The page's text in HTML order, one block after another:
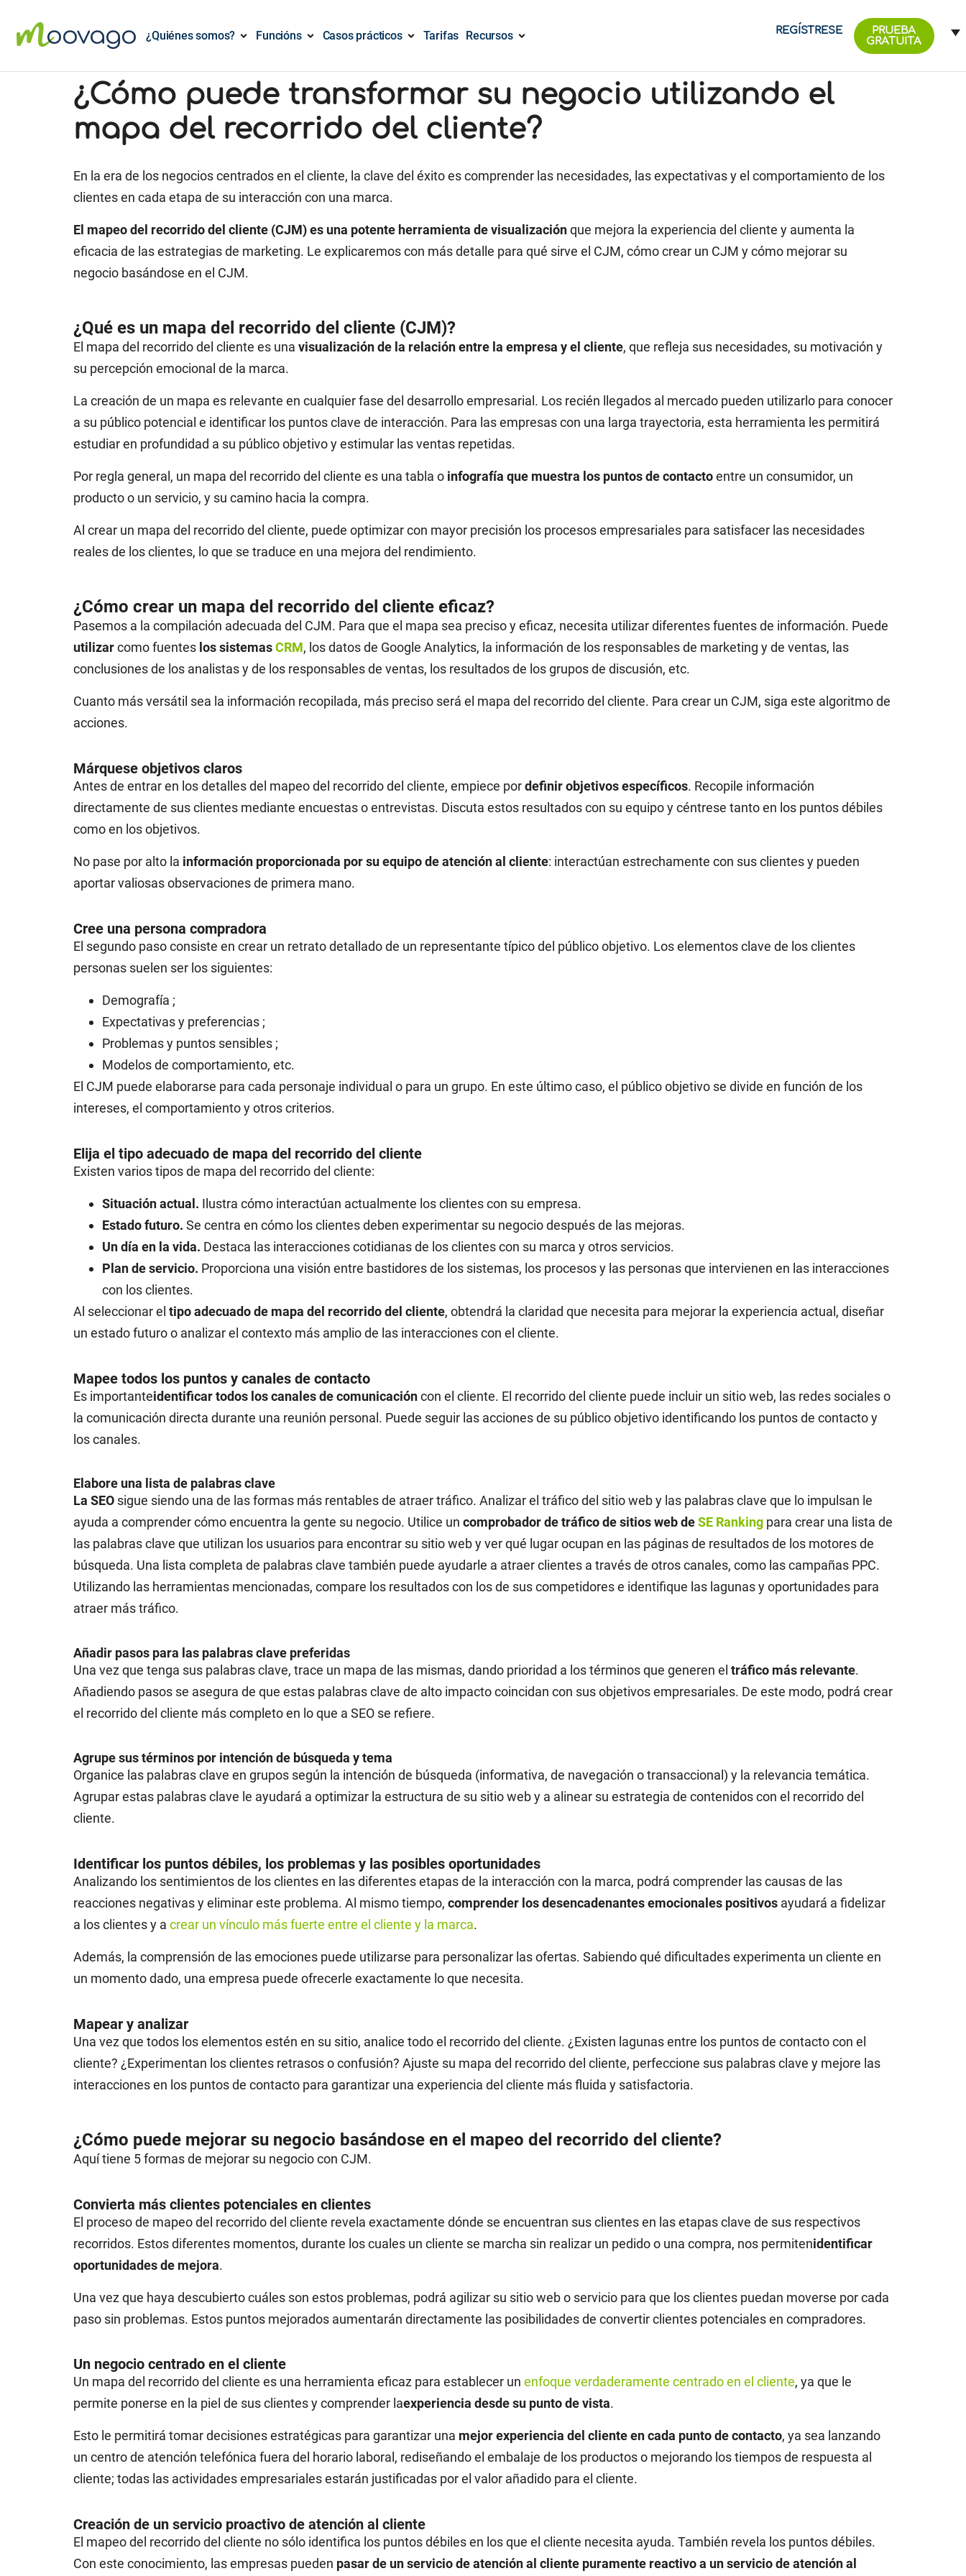
¿Quiénes somos? Funcións Casos prácticos Tarifas Recursos REGÍSTRESE
PRUEBA
GRATUITA
¿Cómo puede transformar su negocio utilizando el
mapa del recorrido del cliente?
En la era de los negocios centrados en el cliente, la clave del éxito es comprender las necesidades, las expectativas y el comportamiento de los
clientes en cada etapa de su interacción con una marca.
El mapeo del recorrido del cliente (CJM) es una potente herramienta de visualizaciónque mejora la experiencia del cliente y aumenta la
eficacia de las estrategias de marketing. Le explicaremos con más detalle para qué sirve el CJM, cómo crear un CJM y cómo mejorar su
negocio basándose en el CJM.
¿Qué es un mapa del recorrido del cliente (CJM)?
El mapa del recorrido del cliente es una visualización de la relación entre la empresa y el cliente, que refleja sus necesidades, su motivación y
su percepción emocional de la marca.
La creación de un mapa es relevante en cualquier fase del desarrollo empresarial. Los recién llegados al mercado pueden utilizarlo para conocer
a su público potencial e identificar los puntos clave de interacción. Para las empresas con una larga trayectoria, esta herramienta les permitirá
estudiar en profundidad a su público objetivo y estimular las ventas repetidas.
Por regla general, un mapa del recorrido del cliente es una tabla o infografía que muestra los puntos de contactoentre un consumidor, un
producto o un servicio, y su camino hacia la compra.
Al crear un mapa del recorrido del cliente, puede optimizar con mayor precisión los procesos empresariales para satisfacer las necesidades
reales de los clientes, lo que se traduce en una mejora del rendimiento.
¿Cómo crear un mapa del recorrido del cliente eficaz?
Pasemos a la compilación adecuada del CJM. Para que el mapa sea preciso y eficaz, necesita utilizar diferentes fuentes de información. Puede
utilizarcomo fuentes los sistemasCRM, los datos de Google Analytics, la información de los responsables de marketing y de ventas, las
conclusiones de los analistas y de los responsables de ventas, los resultados de los grupos de discusión, etc.
Cuanto más versátil sea la información recopilada, más preciso será el mapa del recorrido del cliente. Para crear un CJM, siga este algoritmo de
acciones.
Márquese objetivos claros
Antes de entrar en los detalles del mapeo del recorrido del cliente, empiece pordefinir objetivos específicos. Recopile información
directamente de sus clientes mediante encuestas o entrevistas. Discuta estos resultados con su equipo y céntrese tanto en los puntos débiles
como en los objetivos.
No pase por alto la información proporcionada por su equipo de atención al cliente: interactúan estrechamente con sus clientes y pueden
aportar valiosas observaciones de primera mano.
Cree una persona compradora
El segundo paso consiste en crear un retrato detallado de un representante típico del público objetivo. Los elementos clave de los clientes
personas suelen ser los siguientes:
Demografía ;
Expectativas y preferencias ;
Problemas y puntos sensibles ;
Modelos de comportamiento, etc.
El CJM puede elaborarse para cada personaje individual o para un grupo. En este último caso, el público objetivo se divide en función de los
intereses, el comportamiento y otros criterios.
Elija el tipo adecuado de mapa del recorrido del cliente
Existen varios tipos de mapa del recorrido del cliente:
Situación actual. Ilustra cómo interactúan actualmente los clientes con su empresa.
Estado futuro. Se centra en cómo los clientes deben experimentar su negocio después de las mejoras.
Un día en la vida. Destaca las interacciones cotidianas de los clientes con su marca y otros servicios.
Plan de servicio. Proporciona una visión entre bastidores de los sistemas, los procesos y las personas que intervienen en las interacciones
con los clientes.
Al seleccionar el tipo adecuado de mapa del recorrido del cliente, obtendrá la claridad que necesita para mejorar la experiencia actual, diseñar
un estado futuro o analizar el contexto más amplio de las interacciones con el cliente.
Mapee todos los puntos y canales de contacto
Es importanteidentificar todos los canales de comunicacióncon el cliente. El recorrido del cliente puede incluir un sitio web, las redes sociales o
la comunicación directa durante una reunión personal. Puede seguir las acciones de su público objetivo identificando los puntos de contacto y
los canales.
Elabore una lista de palabras clave
La SEO sigue siendo una de las formas más rentables de atraer tráfico. Analizar el tráfico del sitio web y las palabras clave que lo impulsan le
ayuda a comprender cómo encuentra la gente su negocio. Utilice un comprobador de tráfico de sitios web deSE Ranking para crear una lista de
las palabras clave que utilizan los usuarios para encontrar su sitio web y ver qué lugar ocupan en las páginas de resultados de los motores de
búsqueda. Una lista completa de palabras clave también puede ayudarle a atraer clientes a través de otros canales, como las campañas PPC.
Utilizando las herramientas mencionadas, compare los resultados con los de sus competidores e identifique las lagunas y oportunidades para
atraer más tráfico.
Añadir pasos para las palabras clave preferidas
Una vez que tenga sus palabras clave, trace un mapa de las mismas, dando prioridad a los términos que generen el tráfico más relevante.
Añadiendo pasos se asegura de que estas palabras clave de alto impacto coincidan con sus objetivos empresariales. De este modo, podrá crear
el recorrido del cliente más completo en lo que a SEO se refiere.
Agrupe sus términos por intención de búsqueda y tema
Organice las palabras clave en grupos según la intención de búsqueda (informativa, de navegación o transaccional) y la relevancia temática.
Agrupar estas palabras clave le ayudará a optimizar la estructura de su sitio web y a alinear su estrategia de contenidos con el recorrido del
cliente.
Identificar los puntos débiles, los problemas y las posibles oportunidades
Analizando los sentimientos de los clientes en las diferentes etapas de la interacción con la marca, podrá comprender las causas de las
reacciones negativas y eliminar este problema. Al mismo tiempo, comprender los desencadenantes emocionales positivos ayudará a fidelizar
a los clientes y a crear un vínculo más fuerte entre el cliente y la marca.
Además, la comprensión de las emociones puede utilizarse para personalizar las ofertas. Sabiendo qué dificultades experimenta un cliente en
un momento dado, una empresa puede ofrecerle exactamente lo que necesita.
Mapear y analizar
Una vez que todos los elementos estén en su sitio, analice todo el recorrido del cliente. ¿Existen lagunas entre los puntos de contacto con el
cliente? ¿Experimentan los clientes retrasos o confusión? Ajuste su mapa del recorrido del cliente, perfeccione sus palabras clave y mejore las
interacciones en los puntos de contacto para garantizar una experiencia del cliente más fluida y satisfactoria.
¿Cómo puede mejorar su negocio basándose en el mapeo del recorrido del cliente?
Aquí tiene 5 formas de mejorar su negocio con CJM.
Convierta más clientes potenciales en clientes
El proceso de mapeo del recorrido del cliente revela exactamente dónde se encuentran sus clientes en las etapas clave de sus respectivos
recorridos. Estos diferentes momentos, durante los cuales un cliente se marcha sin realizar un pedido o una compra, nos permitenidentificar
oportunidades de mejora.
Una vez que haya descubierto cuáles son estos problemas, podrá agilizar su sitio web o servicio para que los clientes puedan moverse por cada
paso sin problemas. Estos puntos mejorados aumentarán directamente las posibilidades de convertir clientes potenciales en compradores.
Un negocio centrado en el cliente
Un mapa del recorrido del cliente es una herramienta eficaz para establecer un enfoque verdaderamente centrado en el cliente, ya que le
permite ponerse en la piel de sus clientes y comprender laexperiencia desde su punto de vista.
Esto le permitirá tomar decisiones estratégicas para garantizar una mejor experiencia del cliente en cada punto de contacto, ya sea lanzando
un centro de atención telefónica fuera del horario laboral, rediseñando el embalaje de los productos o mejorando los tiempos de respuesta al
cliente; todas las actividades empresariales estarán justificadas por el valor añadido para el cliente.
Creación de un servicio proactivo de atención al cliente
El mapeo del recorrido del cliente no sólo identifica los puntos débiles en los que el cliente necesita ayuda. También revela los puntos débiles.
Con este conocimiento, las empresas pueden pasar de un servicio de atención al cliente puramente reactivo a un servicio de atención al